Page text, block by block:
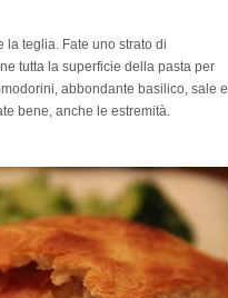
la teglia. Fate uno strato di
tutta la superficie della pasta per
abbondante basilico, sale e
bene, anche le estremità.